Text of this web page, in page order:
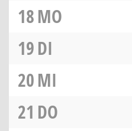
18MO
19DI
20MI
21 DO